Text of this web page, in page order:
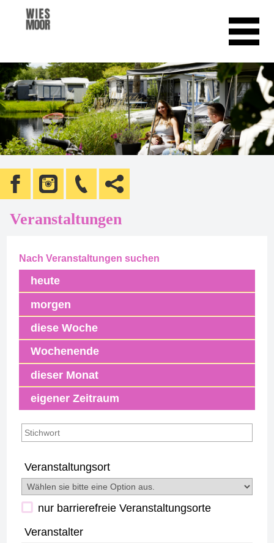
Veranstaltungen
Nach Veranstaltungen suchen
heute
morgen
diese Woche
Wochenende
dieser Monat
eigener Zeitraum
Veranstaltungsort
Veranstalter
nur barrierefreie Veranstaltungsorte